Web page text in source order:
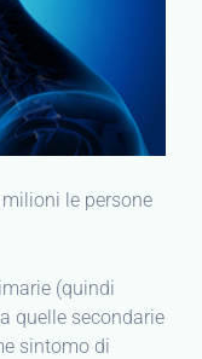
le persone
(quindi
quelle secondarie
sintomo di